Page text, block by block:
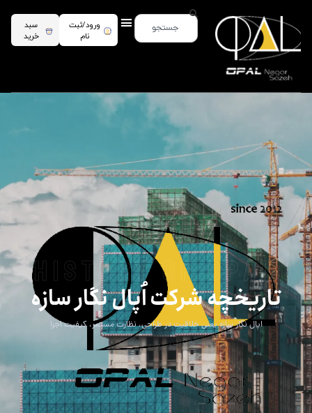
ورود/ثبت
نام
سبد
خرید
History of Opal
تاریخچه شرکت اُپال نگار سازه
اپال نگار سازه یعنی خلاقیت در طراحی، نظارت مستمر، کیفیت اجرا